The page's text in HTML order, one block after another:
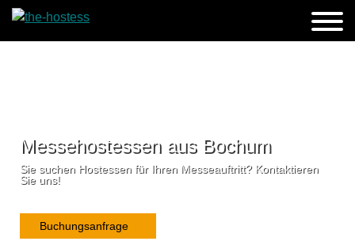
Messehostessen aus Bochum
Sie suchen Hostessen für Ihren Messeauftritt? Kontaktieren
Sie uns!
Buchungsanfrage